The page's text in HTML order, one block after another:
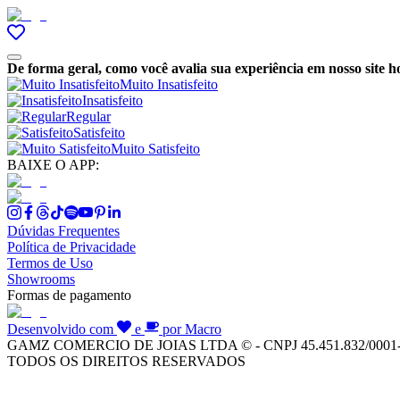
De forma geral, como você avalia sua experiência em nosso site
Muito Insatisfeito
Insatisfeito
Regular
Satisfeito
Muito Satisfeito
BAIXE O APP:
Dúvidas Frequentes
Política de Privacidade
Termos de Uso
Showrooms
Formas de pagamento
Desenvolvido com e
por Macro
GAMZ COMERCIO DE JOIAS LTDA © - CNPJ 45.451.832/
TODOS OS DIREITOS RESERVADOS